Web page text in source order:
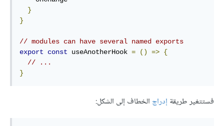
}
}
// modules can have several named exports
export
const useAnotherHook = () => {
// ...
}
فستتغير طريقة إدراج الخطاف إلى الشكل: